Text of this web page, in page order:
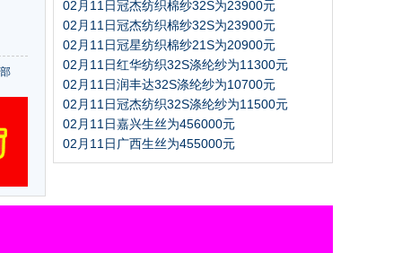
02月11日冠杰纺织棉纱32S为23900元
02月11日冠杰纺织棉纱32S为23900元
02月11日冠星纺织棉纱21S为20900元
02月11日红华纺织32S涤纶纱为11300元
02月11日润丰达32S涤纶纱为10700元
02月11日冠杰纺织32S涤纶纱为11500元
02月11日嘉兴生丝为456000元
02月11日广西生丝为455000元